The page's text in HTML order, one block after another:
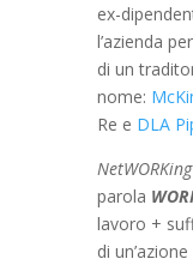
ex-
l’azienda
di un
nome:
Re e DLA
NetWORKing
parola
lavoro +
di